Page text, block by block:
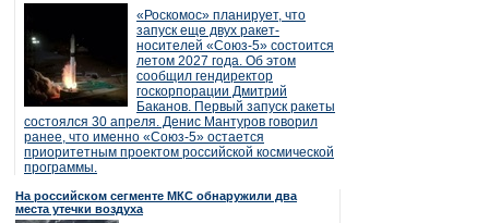
«Роскомос» планирует, что
запуск еще двух ракет-
носителей «Союз-5» состоится
летом 2027 года. Об этом
сообщил гендиректор
госкорпорации Дмитрий
Баканов. Первый запуск ракеты
состоялся 30 апреля. Денис Мантуров говорил
ранее, что именно «Союз-5» остается
приоритетным проектом российской космической
программы.
На российском сегменте МКС обнаружили два
места утечки воздуха